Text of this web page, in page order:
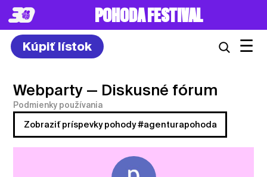
POHODA FESTIVAL
Kúpiť lístok ☰
Webparty — Diskusné fórum
Podmienky používania
Zobraziť príspevky pohody #agenturapohoda